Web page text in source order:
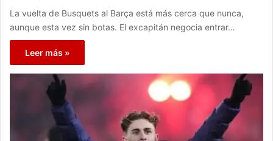
La vuelta de Busquets al Barça está más cerca que nunca,
aunque esta vez sin botas. El excapitán negocia entrar…
Leer más »